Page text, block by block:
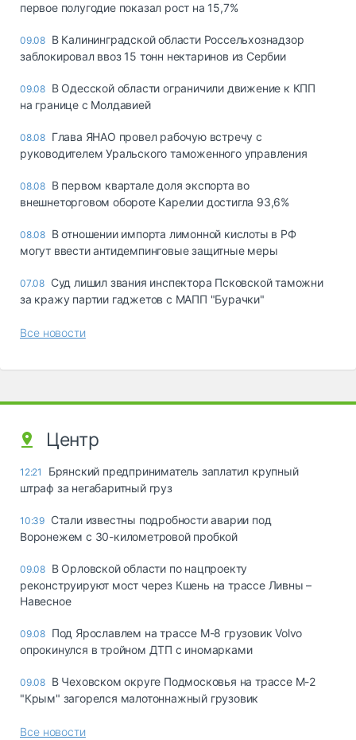
первое полугодие показал рост на 15,7%
09.08 В Калининградской области Россельхознадзор
заблокировал ввоз 15 тонн нектаринов из Сербии
09.08 В Одесской области ограничили движение к КПП
на границе с Молдавией
08.08 Глава ЯНАО провел рабочую встречу с
руководителем Уральского таможенного управления
08.08 В первом квартале доля экспорта во
внешнеторговом обороте Карелии достигла 93,6%
08.08 В отношении импорта лимонной кислоты в РФ
могут ввести антидемпинговые защитные меры
07.08 Суд лишил звания инспектора Псковской таможни
за кражу партии гаджетов с МАПП "Бурачки"
Все новости
Центр
12:21
Брянский предприниматель заплатил крупный
штраф за негабаритный груз
10:39 Стали известны подробности аварии под
Воронежем с 30-километровой пробкой
09.08 В Орловской области по нацпроекту
реконструируют мост через Кшень на трассе Ливны –
Навесное
09.08 Под Ярославлем на трассе М-8 грузовик Volvo
опрокинулся в тройном ДТП с иномарками
09.08 В Чеховском округе Подмосковья на трассе М-2
"Крым" загорелся малотоннажный грузовик
Все новости